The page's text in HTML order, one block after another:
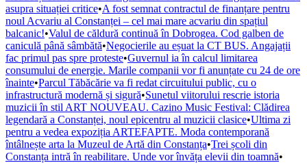
asupra situației critice•A fost semnat contractul de finanțare pentru
noul Acvariu al Constanței – cel mai mare acvariu din spațiul
balcanic!•Valul de căldură continuă în Dobrogea. Cod galben de
caniculă până sâmbătă•Negocierile au eșuat la CT BUS. Angajații
fac primul pas spre proteste•Guvernul ia în calcul limitarea
consumului de energie. Marile companii vor fi anunțate cu 24 de ore
înainte•Parcul Tăbăcărie va fi redat circuitului public, cu o
infrastructură modernă și sigură•Sunetul viitorului rescrie istoria
muzicii în stil ART NOUVEAU. Cazino Music Festival: Clădirea
legendară a Constanței, noul epicentru al muzicii clasice•Ultima zi
pentru a vedea expoziția ARTEFAPTE. Moda contemporană
întâlnește arta la Muzeul de Artă din Constanța•Trei școli din
Constanța intră în reabilitare. Unde vor învăța elevii din toamnă•